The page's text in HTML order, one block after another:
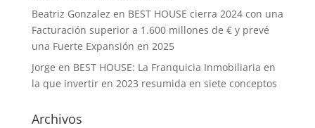
Beatriz Gonzalez en BEST HOUSE cierra 2024 con una
Facturación superior a 1.600 millones de € y prevé
una Fuerte Expansión en 2025
Jorge en BEST HOUSE: La Franquicia Inmobiliaria en
la que invertir en 2023 resumida en siete conceptos
Archivos